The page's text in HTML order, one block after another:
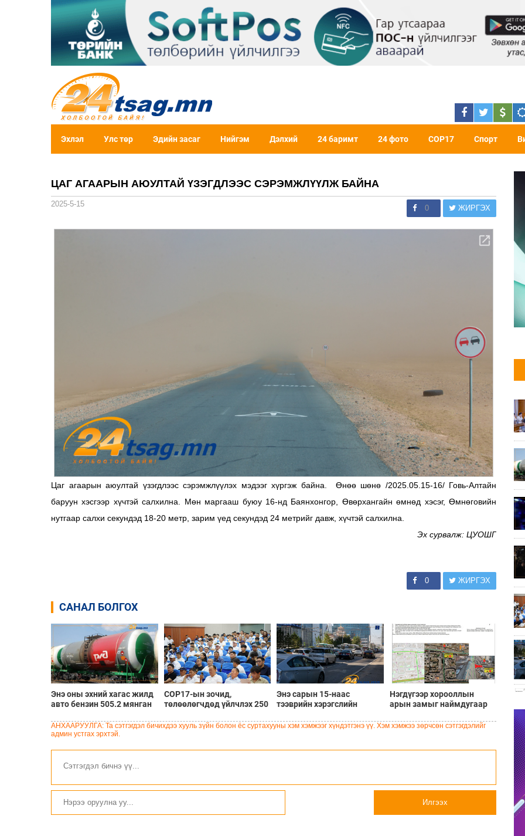
Эхлэл Улс төр Эдийн засаг Нийгэм Дэлхий 24 баримт 24 фото COP17 Спорт
ЦАГ АГААРЫН АЮУЛТАЙ ҮЗЭГДЛЭЭС СЭРЭМЖЛҮҮЛЖ БАЙНА
2025-5-15 0 ЖИРГЭХ
Цаг агаарын аюултай үзэгдлээс сэрэмжлүүлэх мэдээг хүргэж байна. Өнөө шөнө /2025.05.15-16/ Говь-Алтайн
баруун хэсгээр хүчтэй салхилна. Мөн маргааш буюу 16-нд Баянхонгор, Өвөрхангайн өмнөд хэсэг, Өмнөговийн
нутгаар салхи секундэд 18-20 метр, зарим үед секундэд 24 метрийг давж, хүчтэй салхилна.
Эх сурвалж: ЦУОШГ
0 ЖИРГЭХ
САНАЛ БОЛГОХ
Энэ оны эхний хагас жилд
авто бензин 505.2 мянган
мянган тонн импортолжээ
COP17-ын зочид,
төлөөлөгчдөд үйлчлэх 250
сургалтад хамруулж байна
Энэ сарын 15-наас
тээврийн хэрэгслийн
сондгой ангиллаар
Нэгдүгээр хорооллын
арын замыг наймдугаар
түр хааж, борооны ус
АНХААРУУЛГА: Та сэтгэгдэл бичихдээ хууль зүйн болон ёс суртахууны хэм хэмжээг хүндэтгэнэ үү. Хэм хэмжээ зөрчсөн сэтгэгдэлийг
админ устгах эрхтэй.
Илгээх